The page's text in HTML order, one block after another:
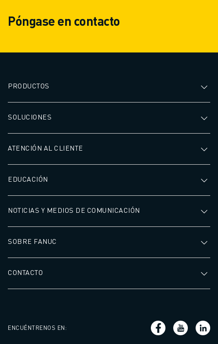
Póngase en contacto
PRODUCTOS
SOLUCIONES
ATENCIÓN AL CLIENTE
EDUCACIÓN
NOTICIAS Y MEDIOS DE COMUNICACIÓN
SOBRE FANUC
CONTACTO
ENCUÉNTRENOS EN :